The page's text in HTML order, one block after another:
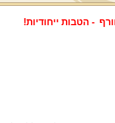
- הטבות ייחודיות!